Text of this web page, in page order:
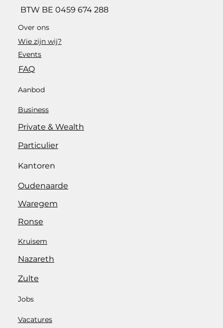
BTW BE 0459 674 288
Over ons
Wie zijn wij?
Events
FAQ
Aanbod
Business
Private & Wealth
Particulier
Kantoren
Oudenaarde
Waregem
Kruisem
Nazareth
Ronse
Zulte
Jobs
Vacatures